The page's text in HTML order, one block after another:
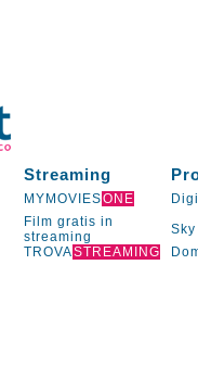
Streaming
MYMOVIESONE
Film gratis in
streaming
Sky
TROVASTREAMING